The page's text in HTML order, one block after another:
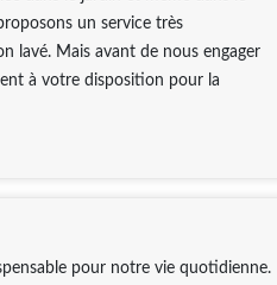
un service très
lavé. Mais avant de nous engager
à votre disposition pour la
pour notre vie quotidienne.